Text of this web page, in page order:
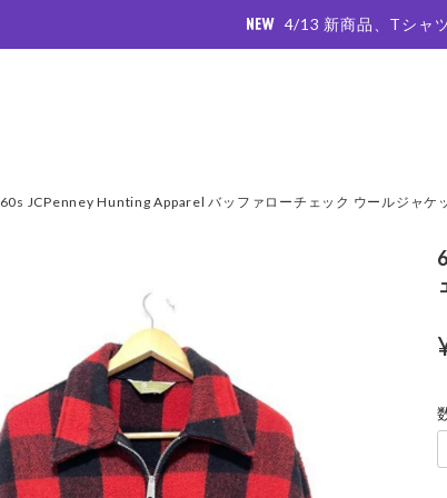
4/13 新商品、Tシャ
60s JCPenney Hunting Apparel バッファローチェック ウールジャケ